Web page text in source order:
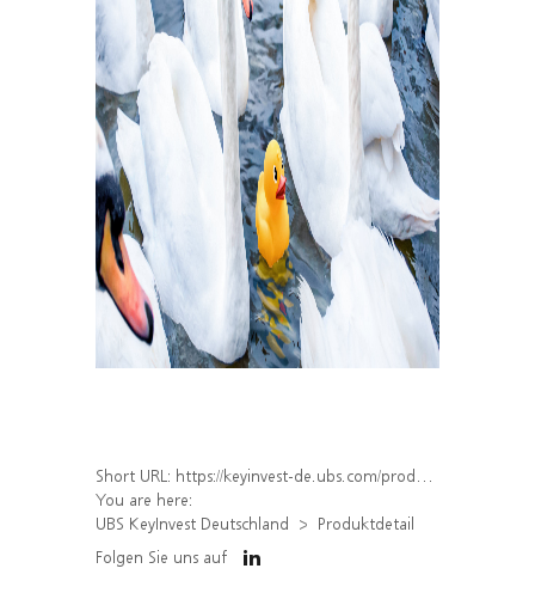
Short URL: https://keyinvest-de.ubs.com/produkt/detail/index/isin/DE000WA72RV8
You are here:
UBS KeyInvest Deutschland
Produktdetail
Folgen Sie uns auf